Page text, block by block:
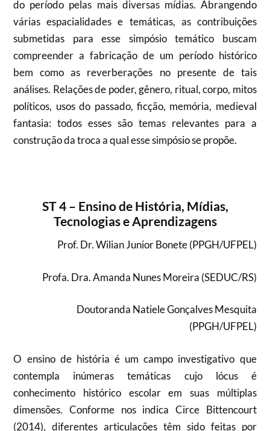
do período pelas mais diversas mídias. Abrangendo
várias espacialidades e temáticas, as contribuições
submetidas para esse simpósio temático buscam
compreender a fabricação de um período histórico
bem como as reverberações no presente de tais
análises. Relações de poder, gênero, ritual, corpo, mitos
políticos, usos do passado, ficção, memória, medieval
fantasia: todos esses são temas relevantes para a
construção da troca a qual esse simpósio se propõe.
ST 4 – Ensino de História, Mídias,
Tecnologias e Aprendizagens
Prof. Dr. Wilian Junior Bonete (PPGH/UFPEL)
Profa. Dra. Amanda Nunes Moreira (SEDUC/RS)
Doutoranda Natiele Gonçalves Mesquita
(PPGH/UFPEL)
O ensino de história é um campo investigativo que
contempla inúmeras temáticas cujo lócus é
conhecimento histórico escolar em suas múltiplas
dimensões. Conforme nos indica Circe Bittencourt
(2014), diferentes articulações têm sido feitas por